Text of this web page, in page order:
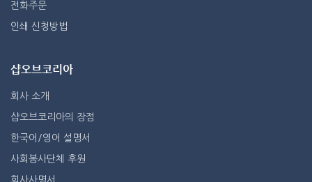
전화주문
인쇄 신청방법
샵오브코리아
회사 소개
샵오브코리아의 장점
한국어/영어 설명서
사회봉사단체 후원
회사사명서